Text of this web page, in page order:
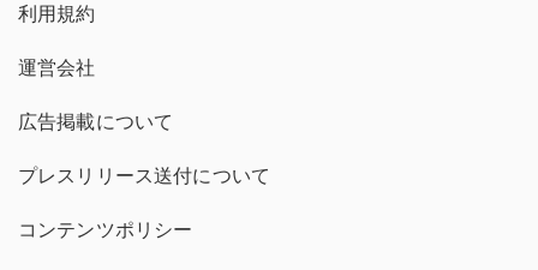
利用規約
運営会社
広告掲載について
プレスリリース送付について
コンテンツポリシー